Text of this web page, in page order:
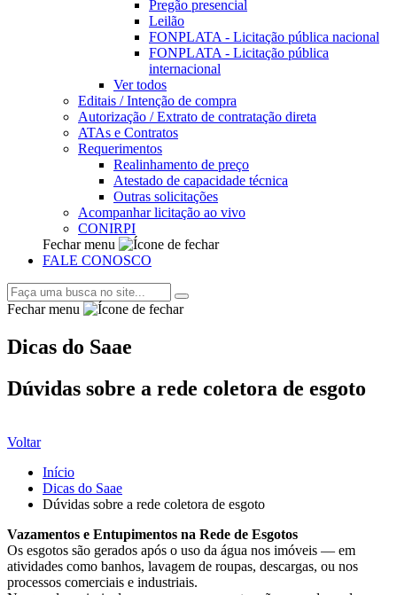
Pregão presencial
Leilão
FONPLATA - Licitação pública nacional
FONPLATA - Licitação pública
internacional
Ver todos
Editais / Intenção de compra
Autorização / Extrato de contratação direta
ATAs e Contratos
Requerimentos
Realinhamento de preço
Atestado de capacidade técnica
Outras solicitações
Acompanhar licitação ao vivo
CONIRPI
Fechar menu
FALE CONOSCO
Fechar menu
Dicas do Saae
Dúvidas sobre a rede coletora de esgoto
Voltar
Início
Dicas do Saae
Dúvidas sobre a rede coletora de esgoto
Vazamentos e Entupimentos na Rede de Esgotos
Os esgotos são gerados após o uso da água nos imóveis — em
atividades como banhos, lavagem de roupas, descargas, ou nos
processos comerciais e industriais.